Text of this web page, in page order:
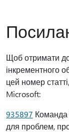
Щоб отримати
інкрементного
цей номер
Microsoft:
935897 Команда
для проблем,